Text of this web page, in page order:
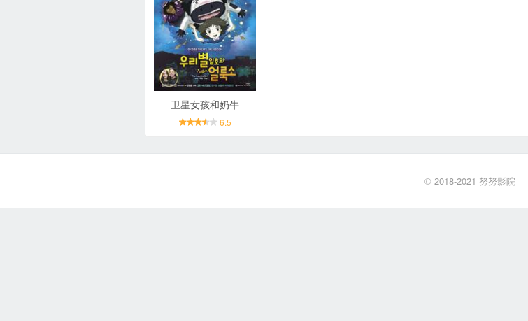
卫星女孩和奶牛
6.5
© 2018-2021 努努影院